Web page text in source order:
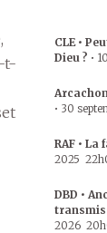
t-
CLE •
Dieu ? •
• 30
RAF •
2025
DBD •
2026